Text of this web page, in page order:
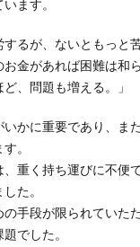
ます。
するが、ないともっと
金があれば困難は和
、問題も増える。」
かに重要であり、ま
。
重く持ち運びに不便
た。
手段が限られていた
でした。